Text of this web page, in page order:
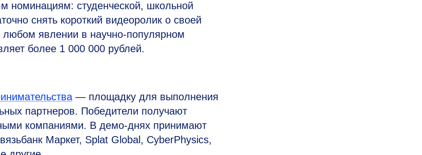
номинациям: студенческой, школьной
снять короткий видеоролик о своей
любом явлении в научно-популярном
более 1 000 000 рублей.
— площадку для выполнения
партнеров. Победители получают
компаниями. В демо-днях принимают
Маркет, Splat Global, CyberPhysics,